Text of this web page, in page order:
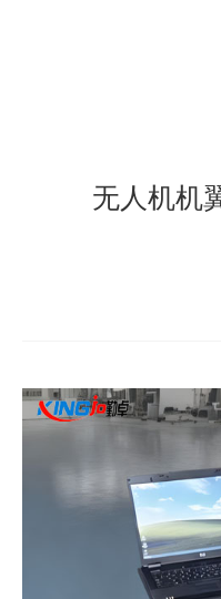
无人机机